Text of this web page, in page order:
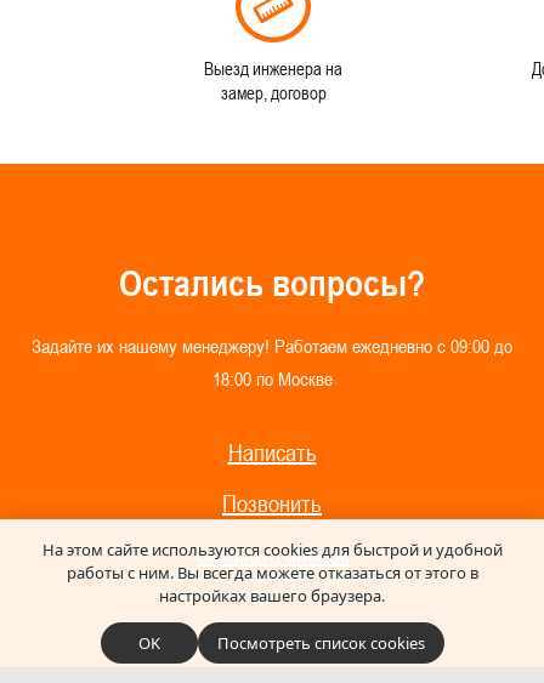
Выезд инженера на
замер, договор
Остались вопросы?
Задайте их нашему менеджеру! Работаем ежедневно с 09:00 до
18:00 по Москве
Написать
Позвонить
Заказать звонок
На этом сайте используются cookies для быстрой и удобной
работы с ним. Вы всегда можете отказаться от этого в
настройках вашего браузера.
OK Посмотреть список cookies